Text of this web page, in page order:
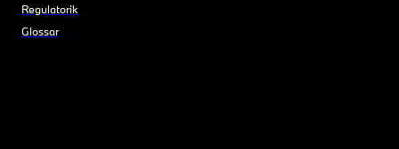
Regulatorik
Glossar